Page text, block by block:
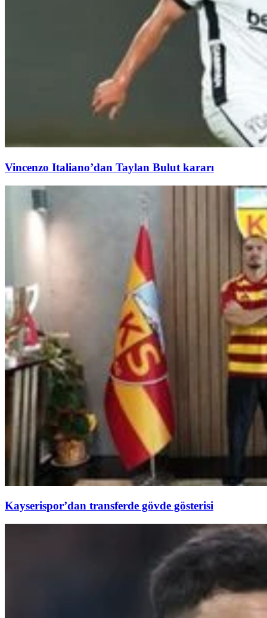
Vincenzo Italiano’dan Taylan Bulut kararı
Kayserispor’dan transferde gövde gösterisi